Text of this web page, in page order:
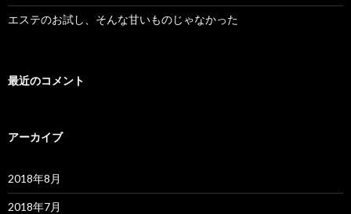
エステのお試し、そんな甘いものじゃなかった
最近のコメント
アーカイブ
2018年8月
2018年7月